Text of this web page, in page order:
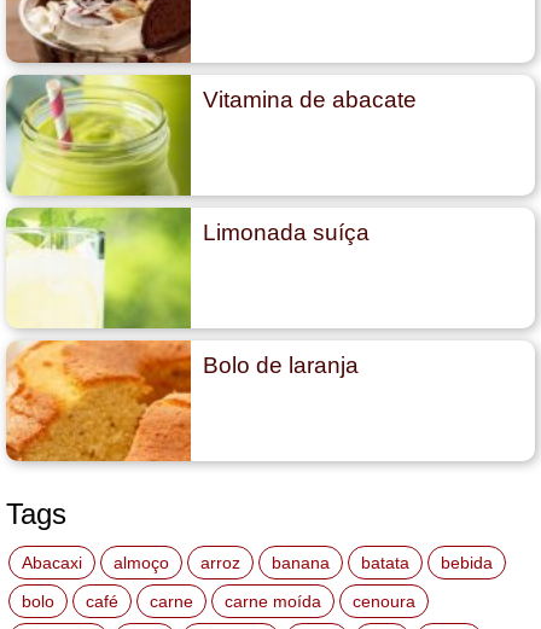
Vitamina de abacate
Limonada suíça
Bolo de laranja
Tags
Abacaxi almoço arroz banana batata
bebida
bolo
café carne carne moída
cenoura